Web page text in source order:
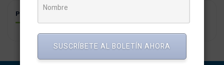
POSTS RELACIONADOS
SUSCRÍBETE AL BOLETÍN AHORA